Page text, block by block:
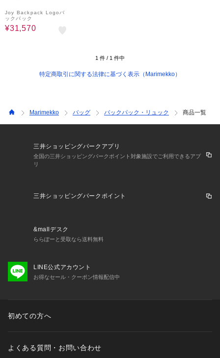
Joy Backpack Logoバ
ックパック
¥31,570
1 件 / 1 件中
特定商取引に関する法律に基づく表示（Marimekko）
Marimekko バッグ バックパック・リュック 商品一覧
三井ショッピングパークアプリ
全国の三井ショッピングパークポイント対象施設でご利用できるアプ
リ
三井ショッピングパークポイント
&mallデスク
ららぽーと受取なら送料無料
LINE公式アカウント
お得なセール・クーポン情報配信中
初めての方へ
よくある質問・お問い合わせ